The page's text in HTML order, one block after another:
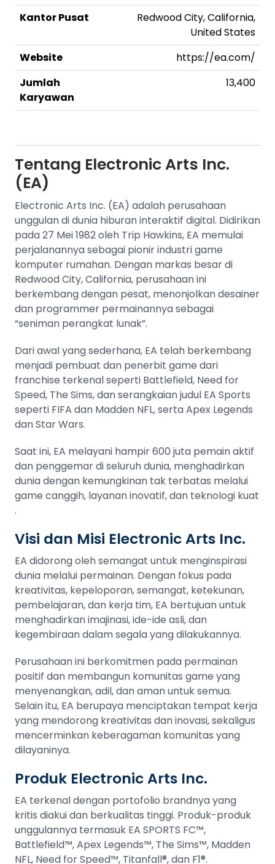
Kantor Pusat
Redwood City, California,
United States
Website
https://ea.com/
Jumlah
Karyawan
13,400
Tentang Electronic Arts Inc.
(EA)
Electronic Arts Inc. (EA) adalah perusahaan
unggulan di dunia hiburan interaktif digital. Didirikan
pada 27 Mei 1982 oleh Trip Hawkins, EA memulai
perjalanannya sebagai pionir industri game
komputer rumahan. Dengan markas besar di
Redwood City, California, perusahaan ini
berkembang dengan pesat, menonjolkan desainer
dan programmer permainannya sebagai
“seniman perangkat lunak”.
Dari awal yang sederhana, EA telah berkembang
menjadi pembuat dan penerbit game dari
franchise terkenal seperti Battlefield, Need for
Speed, The Sims, dan serangkaian judul EA Sports
seperti FIFA dan Madden NFL, serta Apex Legends
dan Star Wars.
Saat ini, EA melayani hampir 600 juta pemain aktif
dan penggemar di seluruh dunia, menghadirkan
dunia dengan kemungkinan tak terbatas melalui
game canggih, layanan inovatif, dan teknologi kuat​​​​
.
Visi dan Misi Electronic Arts Inc.
EA didorong oleh semangat untuk menginspirasi
dunia melalui permainan. Dengan fokus pada
kreativitas, kepeloporan, semangat, ketekunan,
pembelajaran, dan kerja tim, EA bertujuan untuk
menghadirkan imajinasi, ide-ide asli, dan
kegembiraan dalam segala yang dilakukannya.
Perusahaan ini berkomitmen pada permainan
positif dan membangun komunitas game yang
menyenangkan, adil, dan aman untuk semua.
Selain itu, EA berupaya menciptakan tempat kerja
yang mendorong kreativitas dan inovasi, sekaligus
mencerminkan keberagaman komunitas yang
dilayaninya​​.
Produk Electronic Arts Inc.
EA terkenal dengan portofolio brandnya yang
kritis diakui dan berkualitas tinggi. Produk-produk
unggulannya termasuk EA SPORTS FC™,
Battlefield™, Apex Legends™, The Sims™, Madden
NFL, Need for Speed™, Titanfall®, dan F1®.